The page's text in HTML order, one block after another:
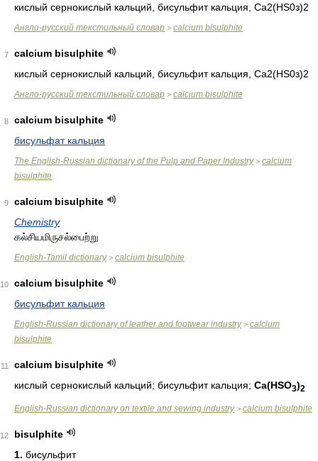
кислый сернокислый кальций, бисульфит кальция , Са2(НS0з)2
Англо-русский текстильный словар > calcium bisulphite
7
calcium bisulphite
кислый сернокислый кальций, бисульфит кальция , Са2(НS0з)2
Англо-русский текстильный словар > calcium bisulphite
8
calcium bisulphite
бисульфат кальция
The English-Russian dictionary of the Pulp and Paper Industry> calcium
bisulphite
9
calcium bisulphite
Chemistry
கல்சியமிருசல்பைற்று
English-Tamil dictionary> calcium bisulphite
10
calcium bisulphite
бисульфит кальция
English-Russian dictionary of leather and footwear industry> calcium
bisulphite
11
calcium bisulphite
кислый сернокислый кальций; бисульфит кальция; Ca(HSO3)2
English-Russian dictionary on textile and sewing industry> calcium bisulphite
12
bisulphite
1. бисульфит